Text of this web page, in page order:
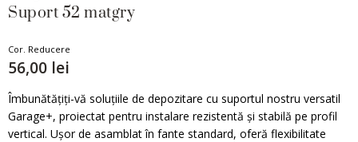
Suport 52 matgry
Cor. Reducere
56,00 lei
Îmbunătățiți-vă soluțiile de depozitare cu suportul nostru versatil
Garage+, proiectat pentru instalare rezistentă și stabilă pe profil
vertical. Ușor de asamblat în fante standard, oferă flexibilitate